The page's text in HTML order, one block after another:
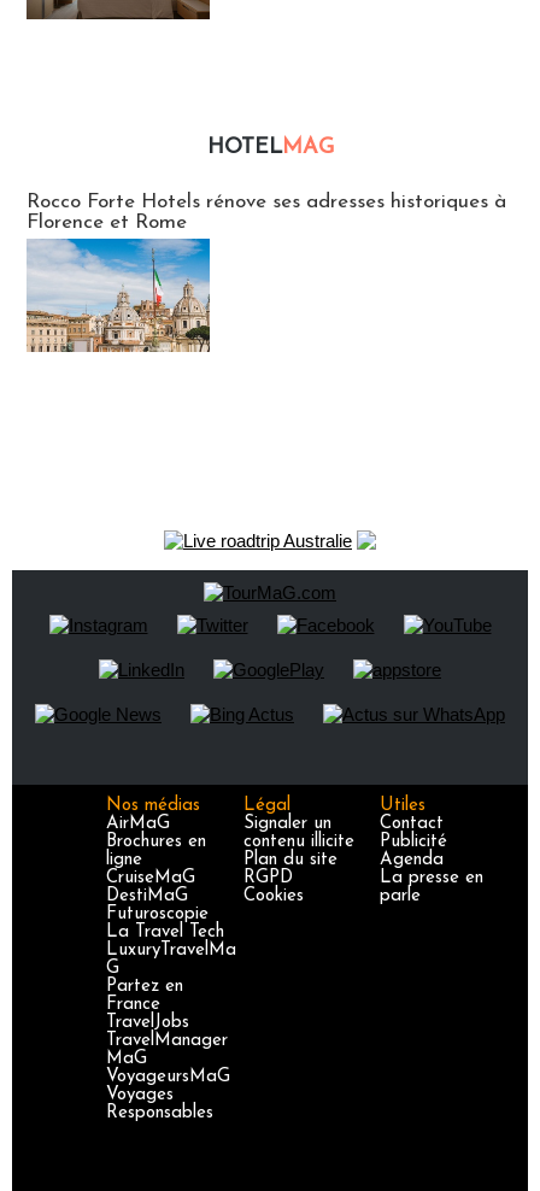
HOTELMAG
Rocco Forte Hotels rénove ses adresses historiques à
Florence et Rome
Nos médias
AirMaG
Brochures en
ligne
CruiseMaG
DestiMaG
Futuroscopie
La Travel Tech
LuxuryTravelMa
G
Partez en
France
TravelJobs
TravelManager
MaG
VoyageursMaG
Voyages
Responsables
Légal
Signaler un
contenu illicite
Plan du site
RGPD
Cookies
Utiles
Contact
Publicité
Agenda
La presse en
parle